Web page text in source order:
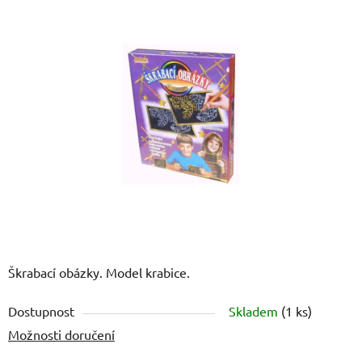
Škrabací obázky. Model krabice.
Dostupnost Skladem (1 ks)
Možnosti doručení